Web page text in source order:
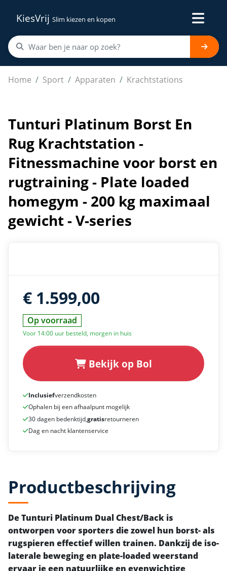
KiesVrij Slim kiezen en kopen
Home Sport Apparaten Krachtstations
Tunturi Platinum Borst En Rug Krachtstation -
Tunturi Platinum Borst En
Rug Krachtstation -
Fitnessmachine voor borst en
rugtraining - Plate loaded
homegym - 200 kg maximaal
gewicht - V-series
€ 1.599,00
Op voorraad
Voor 14:00 uur besteld, morgen in huis
Bekijk op Bol
Inclusiefverzendkosten
Ophalen bij een afhaalpunt mogelijk
30 dagen bedenktijd,gratisretourneren
Dag en nacht klantenservice
Productbeschrijving
De Tunturi Platinum Dual Chest/Back is
ontworpen voor sporters die zowel hun borst- als
rugspieren effectief willen trainen. Dankzij de iso-
laterale beweging en plate-loaded weerstand
ervaar je een natuurlijke en evenwichtige